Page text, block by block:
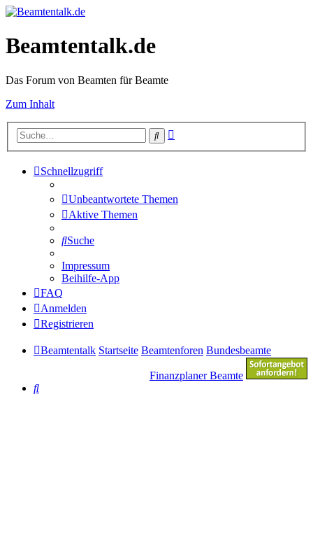
Beamtentalk.de
Das Forum von Beamten für Beamte
Zum Inhalt
Suche
Schnellzugriff
Unbeantwortete Themen
Aktive Themen
Suche
Impressum
Beihilfe-App
FAQ
Anmelden
Registrieren
Beamtentalk Startseite Beamtenforen Bundesbeamte
Finanzplaner Beamte
Suche